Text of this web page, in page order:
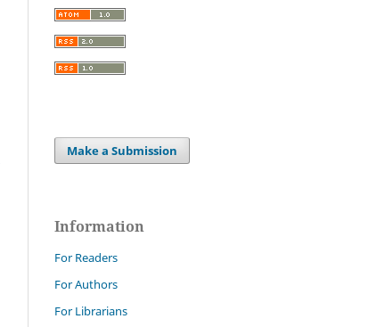
Make a Submission
Information
For Readers
For Authors
For Librarians